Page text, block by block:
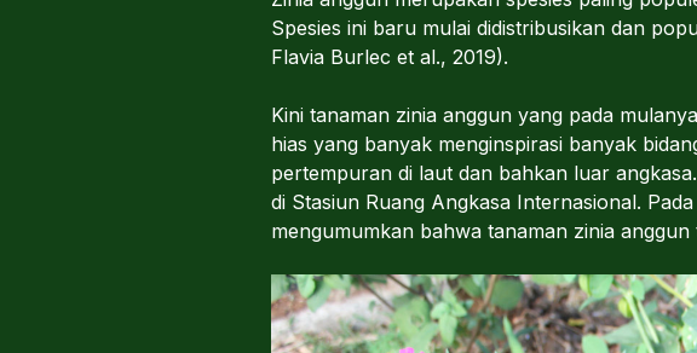
Spesies ini baru mulai didistribusikan dan
Flavia Burlec et al., 2019).
Kini tanaman zinia anggun yang pada
hias yang banyak menginspirasi banyak
pertempuran di laut dan bahkan luar
di Stasiun Ruang Angkasa Internasional.
mengumumkan bahwa tanaman zinia